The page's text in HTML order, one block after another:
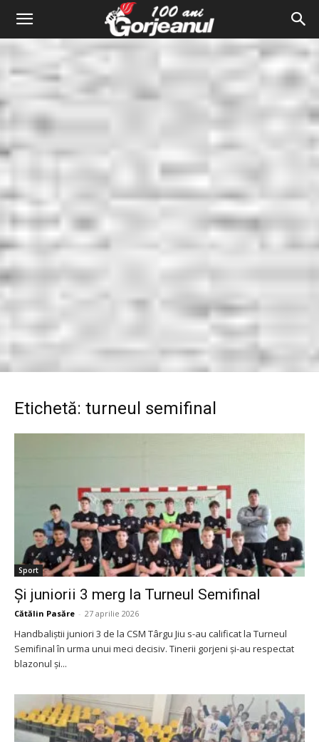
Etichetă: turneul semifinal
Sport
Şi juniorii 3 merg la Turneul Semifinal
Cătălin Pasăre - 27 aprilie 2026
Handbaliștii juniori 3 de la CSM Târgu Jiu s-au calificat la Turneul
Semifinal în urma unui meci decisiv. Tinerii gorjeni și-au respectat
blazonul și...